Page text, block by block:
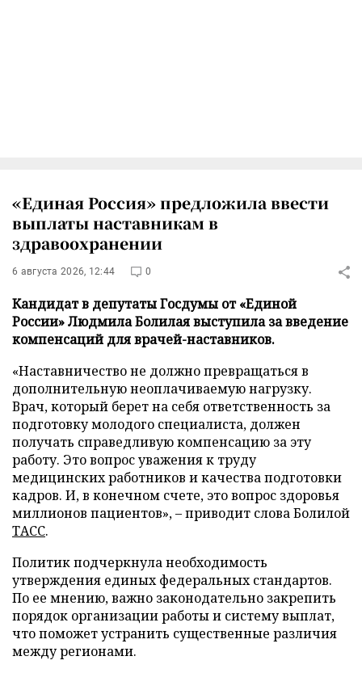
«Единая Россия» предложила ввести
выплаты наставникам в
здравоохранении
6 августа 2026, 12:44 0
Кандидат в депутаты Госдумы от «Единой
России» Людмила Болилая выступила за введение
компенсаций для врачей-наставников.
«Наставничество не должно превращаться в
дополнительную неоплачиваемую нагрузку.
Врач, который берет на себя ответственность за
подготовку молодого специалиста, должен
получать справедливую компенсацию за эту
работу. Это вопрос уважения к труду
медицинских работников и качества подготовки
кадров. И, в конечном счете, это вопрос здоровья
миллионов пациентов», – приводит слова Болилой
ТАСС.
Политик подчеркнула необходимость
утверждения единых федеральных стандартов.
По ее мнению, важно законодательно закрепить
порядок организации работы и систему выплат,
что поможет устранить существенные различия
между регионами.